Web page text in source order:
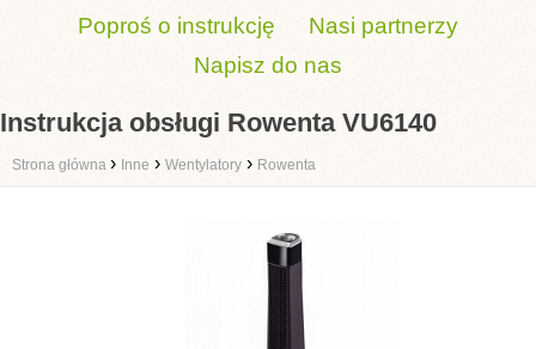
Poproś o instrukcję
Nasi partnerzy
Napisz do nas
Instrukcja obsługi Rowenta VU6140
Strona główna › Inne › Wentylatory › Rowenta